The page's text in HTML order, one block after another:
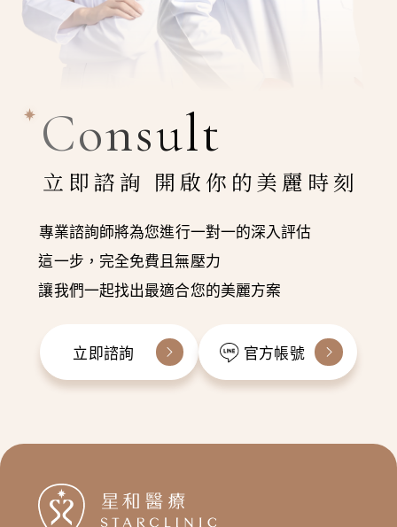
Consult
立即諮詢 開啟你的美麗時刻
專業諮詢師將為您進行一對一的深入評估
這一步，完全免費且無壓力
讓我們一起找出最適合您的美麗方案
立即諮詢 官方帳號